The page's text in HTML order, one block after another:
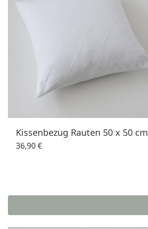
Kissenbezug Rauten 50 x 50 cm
36,90 €